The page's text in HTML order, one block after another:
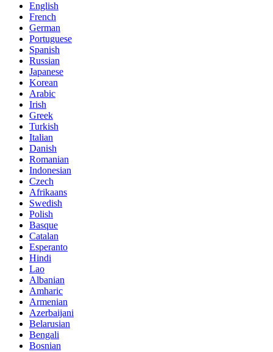
English
French
German
Portuguese
Spanish
Russian
Japanese
Korean
Arabic
Irish
Greek
Turkish
Italian
Danish
Romanian
Indonesian
Czech
Afrikaans
Swedish
Polish
Basque
Catalan
Esperanto
Hindi
Lao
Albanian
Amharic
Armenian
Azerbaijani
Belarusian
Bengali
Bosnian